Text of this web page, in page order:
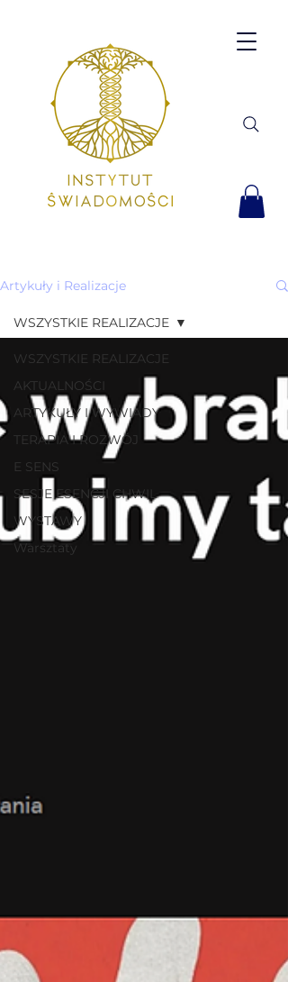
Artykuły i Realizacje
WSZYSTKIE REALIZACJE
AKTUALNOŚCI
ARTYKUŁY I WYWIADY
TERAPIA I ROZWÓJ
E SENS
SESJE ESENCJI CHWIL
WYSTAWY
Warsztaty
WSZYSTKIE REALIZACJE